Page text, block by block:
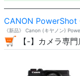
CANON PowerShot
《新品》 Canon (キヤノン)
【-】カメラ専